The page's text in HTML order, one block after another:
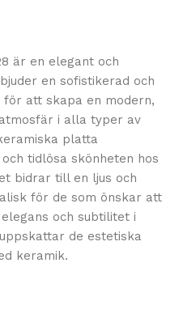
är en elegant och
en sofistikerad och
att skapa en modern,
i alla typer av
platta
tidlösa skönheten hos
bidrar till en ljus och
för de som önskar att
och subtilitet i
de estetiska
keramik.